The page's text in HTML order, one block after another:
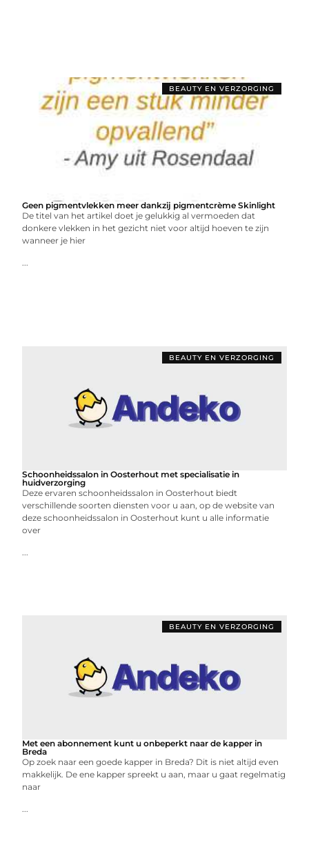
BEAUTY EN VERZORGING
Geen pigmentvlekken meer dankzij pigmentcrème Skinlight
De titel van het artikel doet je gelukkig al vermoeden dat
donkere vlekken in het gezicht niet voor altijd hoeven te zijn
wanneer je hier
...
BEAUTY EN VERZORGING
Schoonheidssalon in Oosterhout met specialisatie in
huidverzorging
Deze ervaren schoonheidssalon in Oosterhout biedt
verschillende soorten diensten voor u aan, op de website van
deze schoonheidssalon in Oosterhout kunt u alle informatie
over
...
BEAUTY EN VERZORGING
Met een abonnement kunt u onbeperkt naar de kapper in
Breda
Op zoek naar een goede kapper in Breda? Dit is niet altijd even
makkelijk. De ene kapper spreekt u aan, maar u gaat regelmatig
naar
...